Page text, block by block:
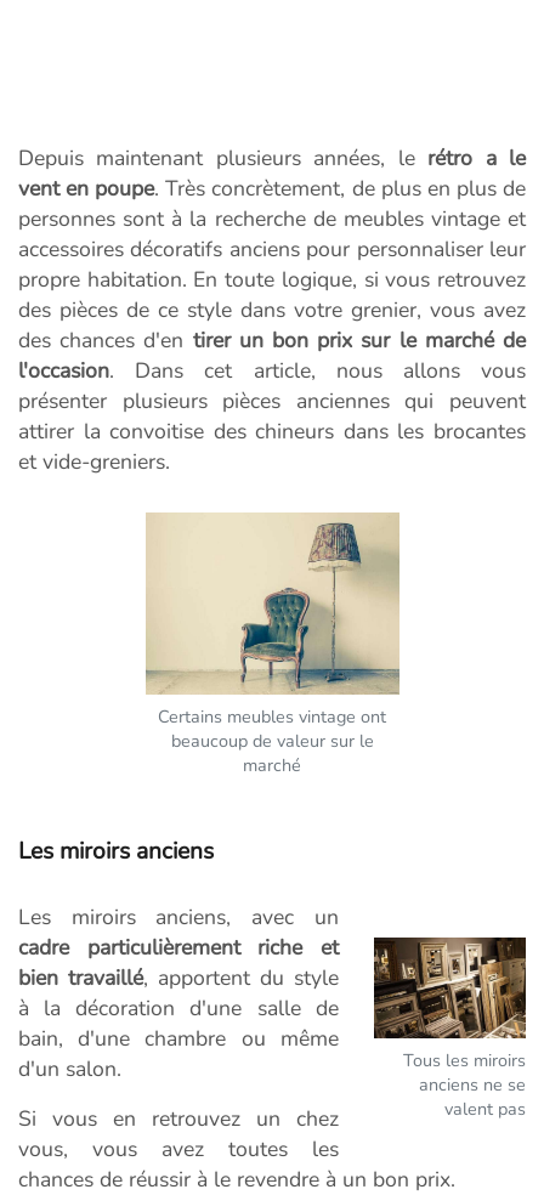
Depuis maintenant plusieurs années, le rétro a le
vent en poupe. Très concrètement, de plus en plus de
personnes sont à la recherche de meubles vintage et
accessoires décoratifs anciens pour personnaliser leur
propre habitation. En toute logique, si vous retrouvez
des pièces de ce style dans votre grenier, vous avez
des chances d'en tirer un bon prix sur le marché de
l'occasion. Dans cet article, nous allons vous
présenter plusieurs pièces anciennes qui peuvent
attirer la convoitise des chineurs dans les brocantes
et vide-greniers.
Certains meubles vintage ont
beaucoup de valeur sur le
marché
Les miroirs anciens
Tous les miroirs
anciens ne se
valent pas
Les miroirs anciens, avec un
cadre particulièrement riche et
bien travaillé, apportent du style
à la décoration d'une salle de
bain, d'une chambre ou même
d'un salon.
Si vous en retrouvez un chez
vous, vous avez toutes les
chances de réussir à le revendre à un bon prix.